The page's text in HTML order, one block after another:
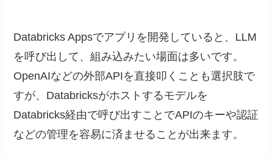
Databricks Appsでアプリを開発していると、LLM
を呼び出して、組み込みたい場面は多いです。
OpenAIなどの外部APIを直接叩くことも選択肢で
すが、Databricksがホストするモデルを
Databricks経由で呼び出すことでAPIのキーや認証
などの管理を容易に済ませることが出来ます。